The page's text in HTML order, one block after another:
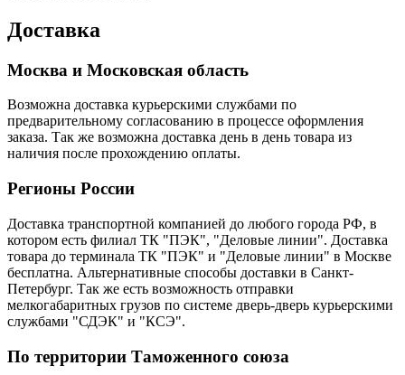
Доставка
Москва и Московская область
Возможна доставка курьерскими службами по
предварительному согласованию в процессе оформления
заказа. Так же возможна доставка день в день товара из
наличия после прохождению оплаты.
Регионы России
Доставка транспортной компанией до любого города РФ, в
котором есть филиал ТК "ПЭК", "Деловые линии". Доставка
товара до терминала ТК "ПЭК" и "Деловые линии" в Москве
бесплатна. Альтернативные способы доставки в Санкт-
Петербург. Так же есть возможность отправки
мелкогабаритных грузов по системе дверь-дверь курьерскими
службами "СДЭК" и "КСЭ".
По территории Таможенного союза